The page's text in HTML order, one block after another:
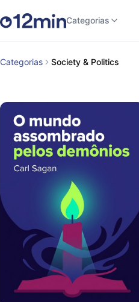
Categorias
Categorias Society & Politics